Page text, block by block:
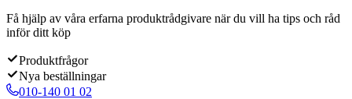
Få hjälp av våra erfarna produktrådgivare när du vill ha tips och råd
inför ditt köp
Produktfrågor
Nya beställningar
010-140 01 02